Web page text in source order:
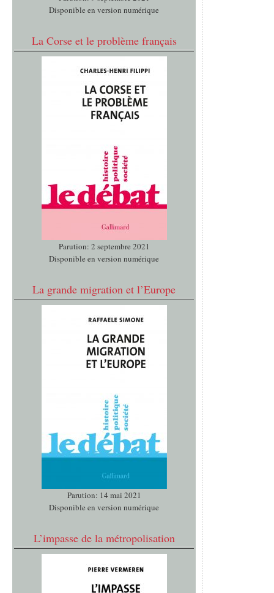
Disponible en version numérique
La Corse et le problème français
Parution: 2 septembre 2021
Disponible en version numérique
La grande migration et l’Europe
Parution: 14 mai 2021
Disponible en version numérique
L’impasse de la métropolisation